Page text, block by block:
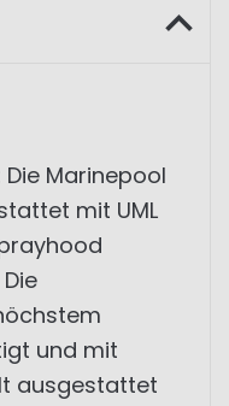
Die Marinepool
mit UML
und mit
ausgestattet